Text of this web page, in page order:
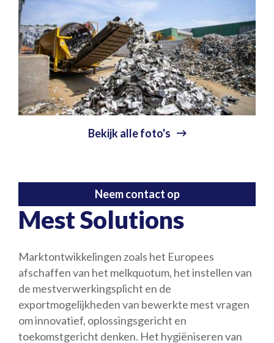
Bekijk alle foto's
Neem contact op
Mest Solutions
Marktontwikkelingen zoals het Europees
afschaffen van het melkquotum, het instellen van
de mestverwerkingsplicht en de
exportmogelijkheden van bewerkte mest vragen
om innovatief, oplossingsgericht en
toekomstgericht denken. Het hygiëniseren van